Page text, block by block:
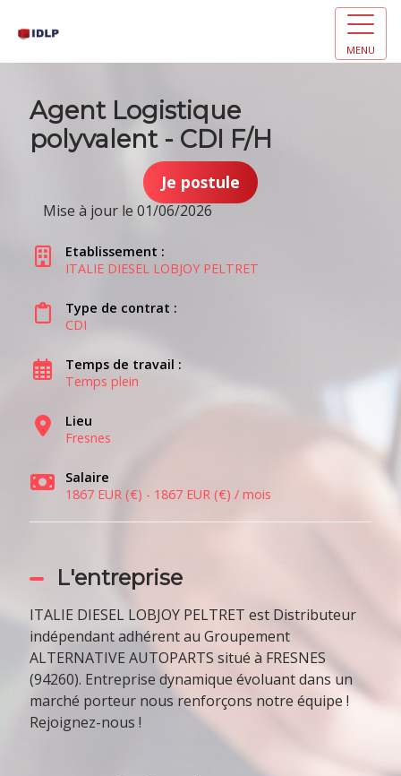
MENU
Agent Logistique
polyvalent - CDI F/H
Je postule
Mise à jour le 01/06/2026
Etablissement :
ITALIE DIESEL LOBJOY PELTRET
Type de contrat :
CDI
Temps de travail :
Temps plein
Lieu
Fresnes
Salaire
1867 EUR (€) - 1867 EUR (€) / mois
L'entreprise
ITALIE DIESEL LOBJOY PELTRET est Distributeur
indépendant adhérent au Groupement
ALTERNATIVE AUTOPARTS situé à FRESNES
(94260). Entreprise dynamique évoluant dans un
marché porteur nous renforçons notre équipe !
Rejoignez-nous !